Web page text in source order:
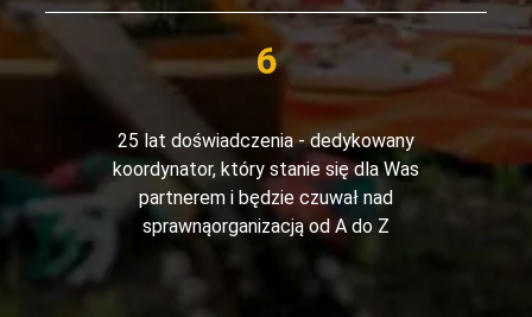
25 lat doświadczenia - dedykowany
koordynator, który stanie się dla Was
partnerem i będzie czuwał nad
sprawnąorganizacją od A do Z